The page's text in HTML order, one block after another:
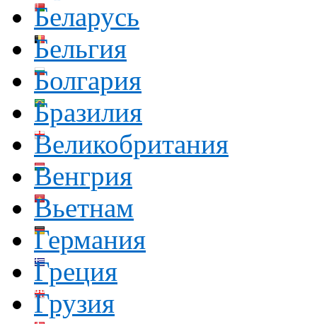
Беларусь
Бельгия
Болгария
Бразилия
Великобритания
Венгрия
Вьетнам
Германия
Греция
Грузия